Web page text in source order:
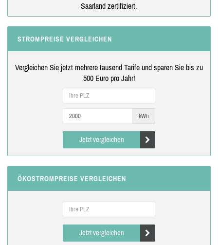
Saarland zertifiziert.
STROMPREISE VERGLEICHEN
Vergleichen Sie jetzt mehrere tausend Tarife und sparen Sie bis zu
500 Euro pro Jahr!
kWh
Jetzt vergleichen
ÖKOSTROMPREISE VERGLEICHEN
Jetzt vergleichen